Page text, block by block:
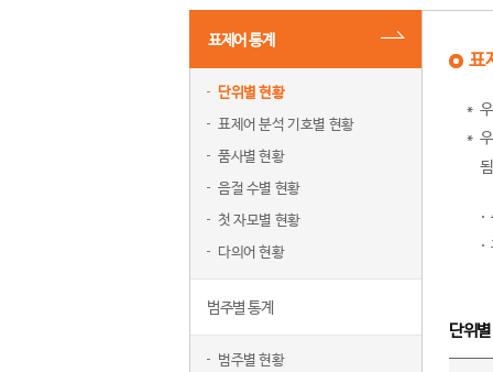
표제어 통계
단위별 현황
표제어 분석 기호별 현황
품사별 현황
음절 수별 현황
첫 자모별 현황
다의어 현황
범주별 통계
범주별 현황
표
단위